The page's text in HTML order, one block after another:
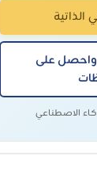
الذاتية
على
الاصطناعي